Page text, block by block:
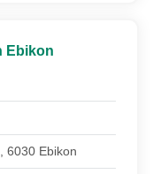
Ebikon
6030 Ebikon